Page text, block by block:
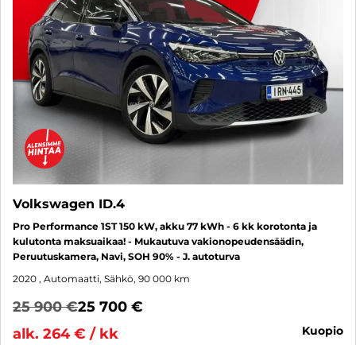
Volkswagen ID.4
Pro Performance 1ST 150 kW, akku 77 kWh - 6 kk korotonta ja
kulutonta maksuaikaa! - Mukautuva vakionopeudensäädin,
Peruutuskamera, Navi, SOH 90% - J. autoturva
2020 , Automaatti, Sähkö, 90 000 km
25 900 €25 700 €
alk. 264 € / kk
kuopio